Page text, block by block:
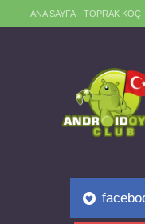
ANA SAYFA TOPRAK KOÇ